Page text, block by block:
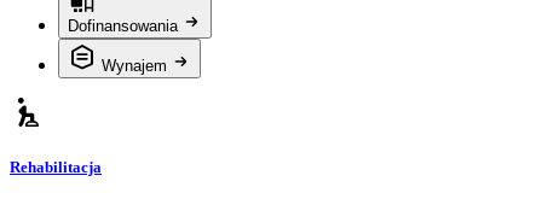
Dofinansowania
Wynajem
Rehabilitacja